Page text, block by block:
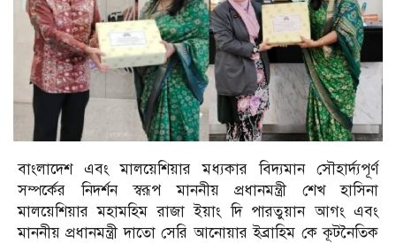
বাংলাদেশ এবং মালয়েশিয়ার মধ্যকার বিদ্যমান সৌহার্দ্যপূর্ণ
সম্পর্কের নিদর্শন স্বরূপ মাননীয় প্রধানমন্ত্রী শেখ হাসিনা
মালয়েশিয়ার মহামহিম রাজা ইয়াং দি পারতুয়ান আগং এবং
মাননীয় প্রধানমন্ত্রী দাতো সেরি আনোয়ার ইব্রাহিম কে কূটনৈতিক